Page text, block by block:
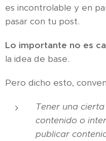
es incontrolable y en
pasar con tu post.
Lo importante no es
la idea de base.
Pero dicho esto,
Tener una
contenido o
publicar